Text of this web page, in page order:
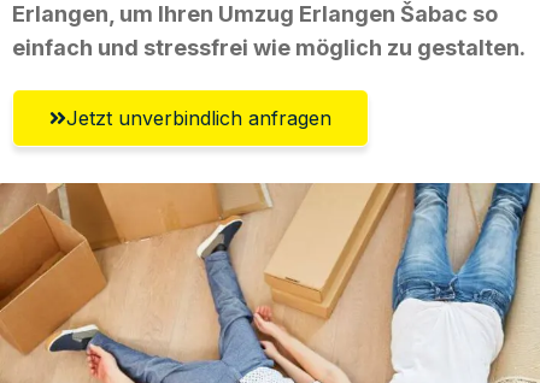
Erlangen, um Ihren Umzug Erlangen Šabac so
einfach und stressfrei wie möglich zu gestalten.
Jetzt unverbindlich anfragen